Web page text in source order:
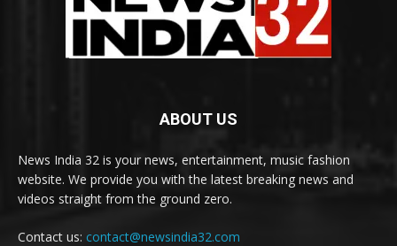
ABOUT US
News India 32 is your news, entertainment, music fashion
website. We provide you with the latest breaking news and
videos straight from the ground zero.
Contact us: contact@newsindia32.com